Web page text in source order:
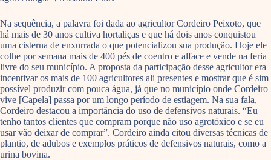
Na sequência, a palavra foi dada ao agricultor Cordeiro Peixoto, que
há mais de 30 anos cultiva hortaliças e que há dois anos conquistou
uma cisterna de enxurrada o que potencializou sua produção. Hoje ele
colhe por semana mais de 400 pés de coentro e alface e vende na feria
livre do seu município. A proposta da participação desse agricultor era
incentivar os mais de 100 agricultores ali presentes e mostrar que é sim
possível produzir com pouca água, já que no município onde Cordeiro
vive [Capela] passa por um longo período de estiagem. Na sua fala,
Cordeiro destacou a importância do uso de defensivos naturais. “Eu
tenho tantos clientes que compram porque não uso agrotóxico e se eu
usar vão deixar de comprar”. Cordeiro ainda citou diversas técnicas de
plantio, de adubos e exemplos práticos de defensivos naturais, como a
urina bovina.